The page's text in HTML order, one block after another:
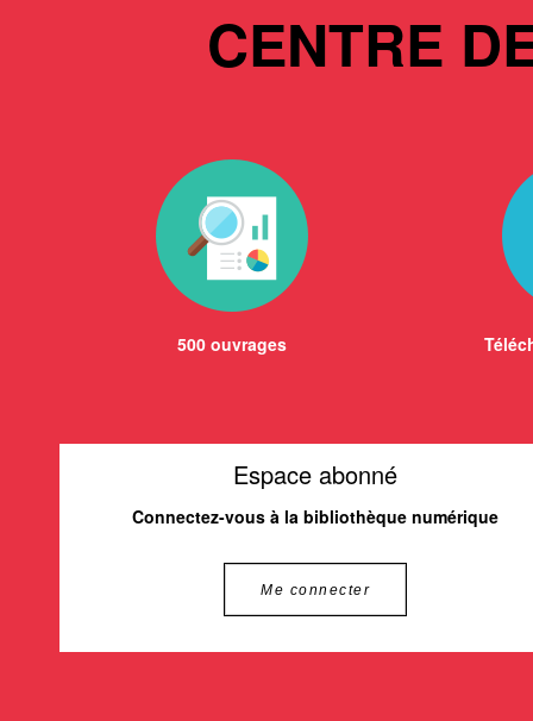
CENTRE
500 ouvrages
Espace abonné
Connectez-vous à la bibliothèque numérique
Me connecter